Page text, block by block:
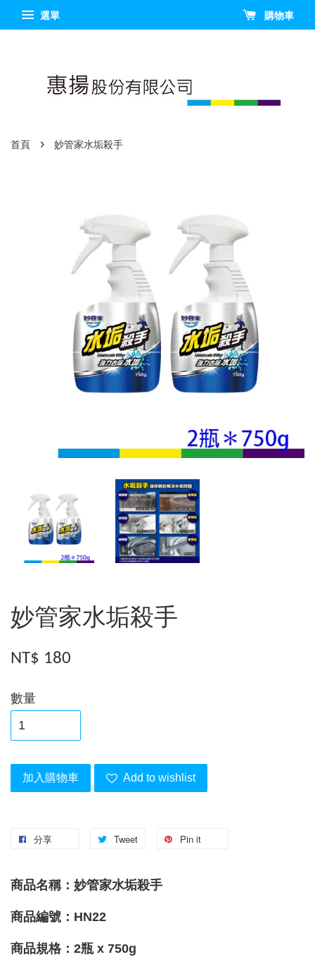
選單 購物車
首頁 › 妙管家水垢殺手
妙管家水垢殺手
NT$ 180
數量
加入購物車 Add to wishlist
分享 Tweet Pin it
商品名稱：妙管家水垢殺手
商品編號：HN22
商品規格：2瓶 x 750g